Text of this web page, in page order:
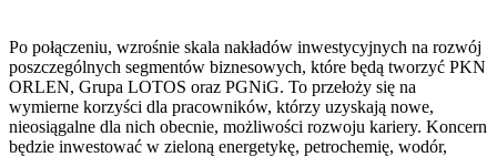
Po połączeniu, wzrośnie skala nakładów inwestycyjnych na rozwój
poszczególnych segmentów biznesowych, które będą tworzyć PKN
ORLEN, Grupa LOTOS oraz PGNiG. To przełoży się na
wymierne korzyści dla pracowników, którzy uzyskają nowe,
nieosiągalne dla nich obecnie, możliwości rozwoju kariery. Koncern
będzie inwestować w zieloną energetykę, petrochemię, wodór,